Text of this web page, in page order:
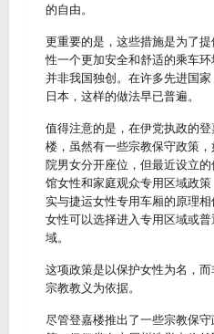
的自由。
更重要的是，这些措施是为了提
性一个更加安全和舒适的乘车环
并非我国独创。在许多先进国家
日本，这样的做法早已普遍。
值得注意的是，在伊党执政的登
楼，虽然有一些宗教保守政策，
院男女分开座位，但最近设立的
馆女性和家庭观众专用区域政策
实与捷运女性专用车厢的原理相
女性可以选择进入专用区域或普
域。
这项政策是以保护女性为名，而
宗教教义为依据。
尽管登嘉楼推出了一些宗教保守